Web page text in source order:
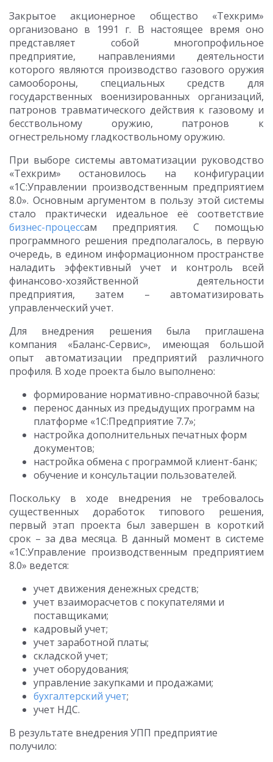
Закрытое акционерное общество «Техкрим»
организовано в 1991 г. В настоящее время оно
представляет собой многопрофильное
предприятие, направлениями деятельности
которого являются производство газового оружия
самообороны, специальных средств для
государственных военизированных организаций,
патронов травматического действия к газовому и
бесствольному оружию, патронов к
огнестрельному гладкоствольному оружию.
При выборе системы автоматизации руководство
«Техкрим» остановилось на конфигурации
«1С:Управлении производственным предприятием
8.0». Основным аргументом в пользу этой системы
стало практически идеальное её соответствие
бизнес-процессам предприятия. С помощью
программного решения предполагалось, в первую
очередь, в едином информационном пространстве
наладить эффективный учет и контроль всей
финансово-хозяйственной деятельности
предприятия, затем – автоматизировать
управленческий учет.
Для внедрения решения была приглашена
компания «Баланс-Сервис», имеющая большой
опыт автоматизации предприятий различного
профиля. В ходе проекта было выполнено:
формирование нормативно-справочной базы;
перенос данных из предыдущих программ на
платформе «1С:Предприятие 7.7»;
настройка дополнительных печатных форм
документов;
настройка обмена с программой клиент-банк;
обучение и консультации пользователей.
Поскольку в ходе внедрения не требовалось
существенных доработок типового решения,
первый этап проекта был завершен в короткий
срок – за два месяца. В данный момент в системе
«1С:Управление производственным предприятием
8.0» ведется:
учет движения денежных средств;
учет взаиморасчетов с покупателями и
поставщиками;
кадровый учет;
учет заработной платы;
складской учет;
учет оборудования;
управление закупками и продажами;
бухгалтерский учет;
учет НДС.
В результате внедрения УПП предприятие
получило: